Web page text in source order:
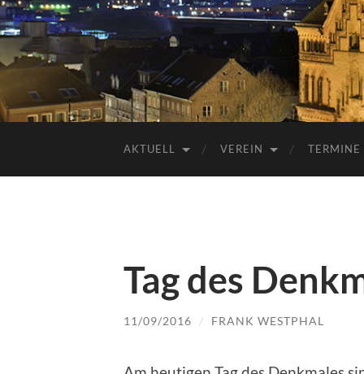
AKTUELL VEREIN TERMINE
Tag des
11/09/2016 / FRANK WESTPHAL